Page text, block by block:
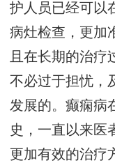
护人员已经可以
病灶检查，更加
且在长期的治疗
不必过于担忧，
发展的。癫痫病
史，一直以来医
更加有效的治疗